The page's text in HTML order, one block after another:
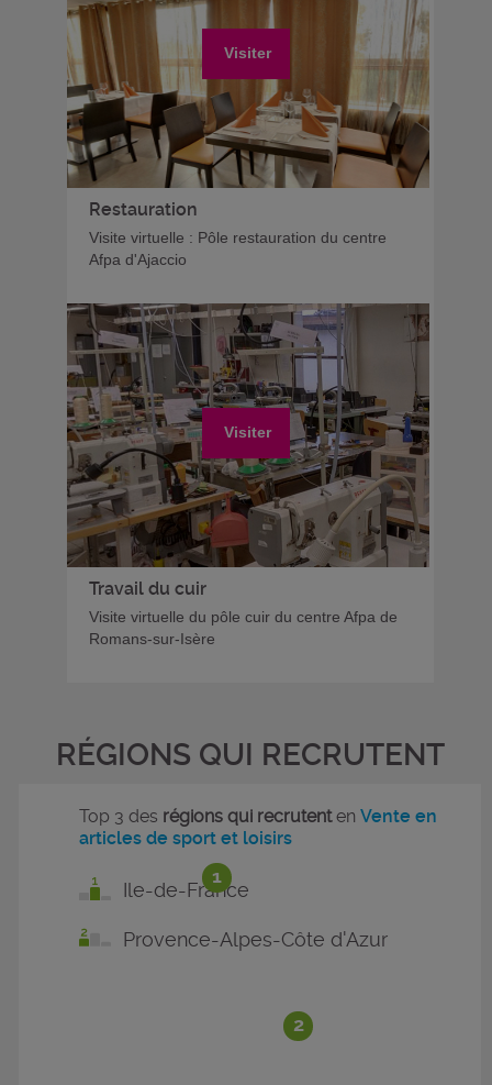
Visiter
Restauration
Visite virtuelle : Pôle restauration du centre
Afpa d'Ajaccio
Visiter
Travail du cuir
Visite virtuelle du pôle cuir du centre Afpa de
Romans-sur-Isère
RÉGIONS QUI RECRUTENT
1
2
Top 3 des régions qui recrutentenVente en
articles de sport et loisirs
Ile-de-France
Provence-Alpes-Côte d'Azur